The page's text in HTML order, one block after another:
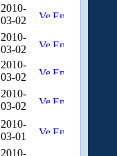
2010-
03-02
2010-
03-02
2010-
03-02
2010-
03-02
2010-
03-01
2010-